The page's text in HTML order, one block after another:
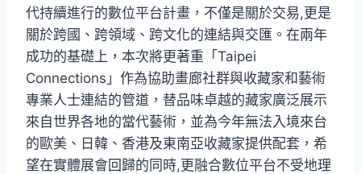
代持續進行的數位平台計畫，不僅是關於交易,更是
關於跨國、跨領域、跨文化的連結與交匯。在兩年
成功的基礎上，本次將更著重「Taipei
Connections」作為協助畫廊社群與收藏家和藝術
專業人士連結的管道，替品味卓越的藏家廣泛展示
來自世界各地的當代藝術，並為今年無法入境來台
的歐美、日韓、香港及東南亞收藏家提供配套，希
望在實體展會回歸的同時,更融合數位平台不受地理